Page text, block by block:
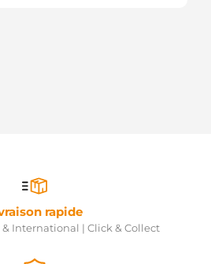
rapide
International | Click & Collect